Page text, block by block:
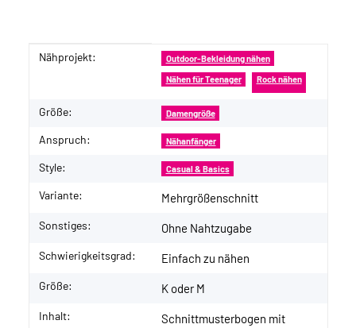
Produkteigenschaft
Wert
Nähprojekt: Outdoor-Bekleidung nähen
Nähen für Teenager Rock nähen
Größe: Damengröße
Anspruch: Nähanfänger
Style: Casual & Basics
Variante: Mehrgrößenschnitt
Sonstiges: Ohne Nahtzugabe
Schwierigkeitsgrad: Einfach zu nähen
Größe: K oder M
Inhalt:
Schnittmusterbogen mit